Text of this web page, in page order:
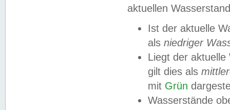
aktuellen
Ist der aktuelle
als niedriger
Liegt der
gilt dies als
mit Grün
Wasserstände